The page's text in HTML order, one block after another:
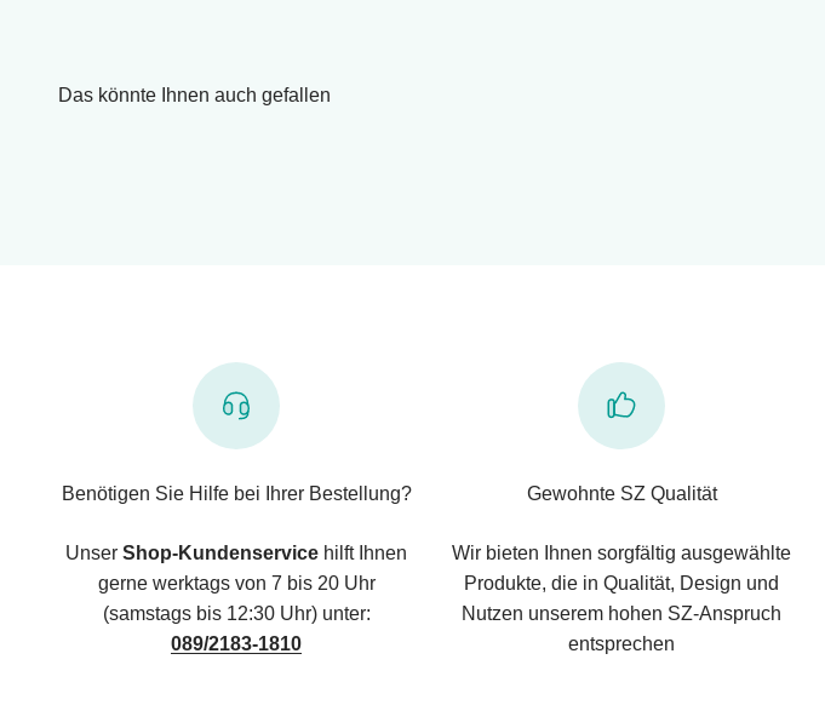
Das könnte Ihnen auch gefallen
Benötigen Sie Hilfe bei Ihrer Bestellung?
Unser Shop-Kundenservice hilft Ihnen
gerne werktags von 7 bis 20 Uhr
(samstags bis 12:30 Uhr) unter:
089/2183-1810
Gewohnte SZ Qualität
Wir bieten Ihnen sorgfältig ausgewählte
Produkte, die in Qualität, Design und
Nutzen unserem hohen SZ-Anspruch
entsprechen